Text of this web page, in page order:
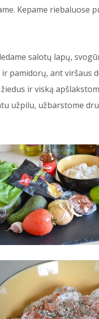
Kepame riebaluose
salotų lapų,
pamidorų, ant viršaus
ir viską
užpilu, užbarstome